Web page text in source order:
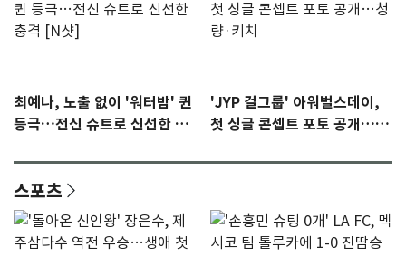
최예나, 노출 없이 '워터밤' 퀸
등극…전신 슈트로 신선한 충
'JYP 걸그룹' 아워벌스데이,
첫 싱글 콘셉트 포토 공개…청
스포츠